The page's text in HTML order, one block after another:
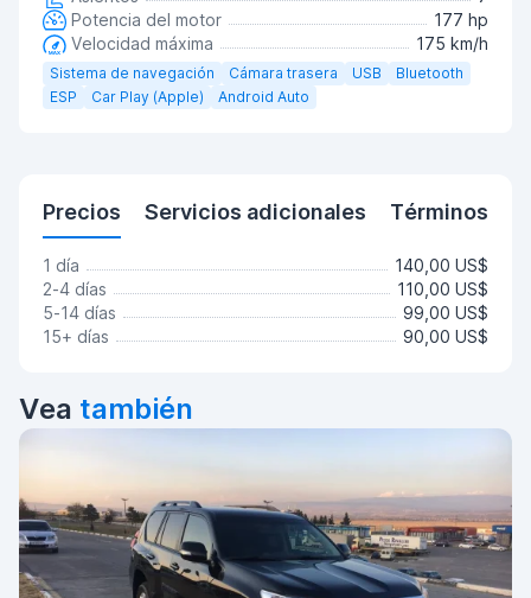
Potencia del motor
177 hp
Velocidad máxima
175 km/h
Sistema de navegación Cámara trasera USB
Bluetooth
ESP
Car Play (Apple) Android Auto
Precios Servicios adicionales Términos
1 día
140,00 US$
2-4 días
110,00 US$
5-14 días
99,00 US$
15+ días
90,00 US$
Vea también